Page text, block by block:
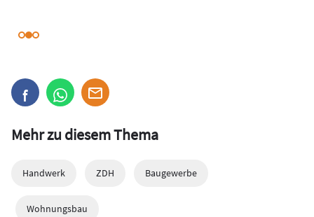
Mehr zu diesem Thema
Handwerk ZDH Baugewerbe
Wohnungsbau